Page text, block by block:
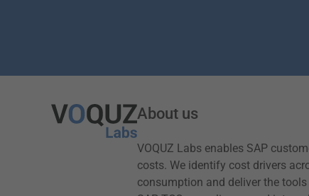
About us
VOQUZ Labs enables SAP
costs. We identify cost drivers
consumption and deliver the